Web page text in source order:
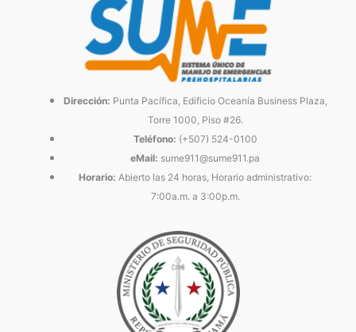
Dirección: Punta Pacífica, Edificio Oceanía Business Plaza,
Torre 1000, Piso #26.
Teléfono: (+507) 524-0100
eMail: sume911@sume911.pa
Horario: Abierto las 24 horas, Horario administrativo:
7:00a.m. a 3:00p.m.